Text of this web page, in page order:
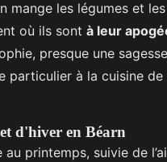
mange les légumes et
où ils sont à leur
presque une
particulier à la cuisine de
d'hiver en Béarn
au printemps, suivie de